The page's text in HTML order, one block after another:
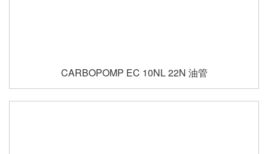
CARBOPOMP EC 10NL 22N 油管